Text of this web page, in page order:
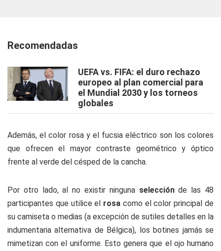
Recomendadas
UEFA vs. FIFA: el duro rechazo
europeo al plan comercial para
el Mundial 2030 y los torneos
globales
Además, el color rosa y el fucsia eléctrico son los colores
que ofrecen el mayor contraste geométrico y óptico
frente al verde del césped de la cancha.
Por otro lado, al no existir ninguna selecciónde las 48
participantes que utilice el rosa como el color principal de
su camiseta o medias (a excepción de sutiles detalles en la
indumentaria alternativa de Bélgica), los botines jamás se
mimetizan con el uniforme. Esto genera que el ojo humano